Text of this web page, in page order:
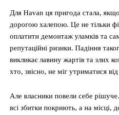
Для Havan ця пригода стала,
дорогою халепою. Це не тільки
оплатити демонтаж уламків та
репутаційні ризики. Падіння
викликає лавину жартів та злих
хто, звісно, не міг утриматися
Але власники повели себе
всі збитки покриють, а на місці,